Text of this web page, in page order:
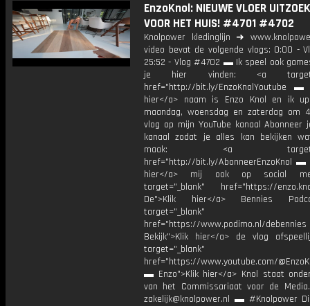
EnzoKnol: NIEUWE VLOER
VOOR HET HUIS! #4701 #4702
Knolpower kledinglijn ➜
video bevat de volgende vlogs: 0:00 -
25:52 - Vlog #4702 ▬ Ik speel ook
je hier vinden: <a
href="http://bit.ly/EnzoKnolYoutube ▬
hier</a> naam is Enzo Knol en ik
maandag, woensdag en zaterdag om
vlog op mijn YouTube kanaal Abonneer
kanaal zodat je alles kan bekijken
maak: <a
href="http://bit.ly/AbonneerEnzoKnol ▬
hier</a> mij ook op social
target="_blank" href="https://
De">Klik hier</a> Bennies
target="_blank"
href="https://www.podimo.nl/debennies
Bekijk">Klik hier</a> de vlog
target="_blank"
href="https://www.youtube.com/
▬ Enzo">Klik hier</a> Knol staat
van het Commissariaat voor de
zakelijk@knolpower.nl ▬ #Knolpower